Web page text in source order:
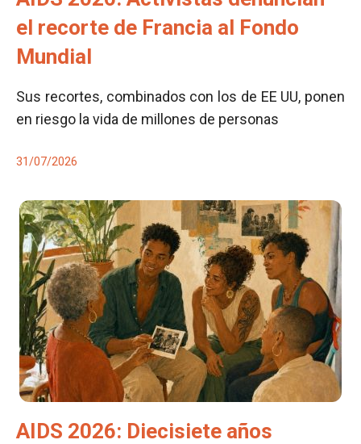
el recorte de Francia al Fondo
Mundial
Sus recortes, combinados con los de EE UU, ponen
en riesgo la vida de millones de personas
31/07/2026
AIDS 2026: Diecisiete años